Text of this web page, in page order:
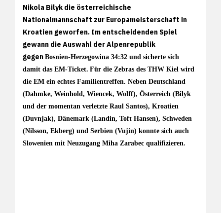
Nikola Bilyk die österreichische
Nationalmannschaft zur Europameisterschaft in
Kroatien geworfen. Im entscheidenden Spiel
gewann die Auswahl der Alpenrepublik
gegen Bosnien-Herzegowina 34:32 und sicherte sich
damit das EM-Ticket. Für die Zebras des THW Kiel wird
die EM ein echtes Familientreffen. Neben Deutschland
(Dahmke, Weinhold, Wiencek, Wolff), Österreich (Bilyk
und der momentan verletzte Raul Santos), Kroatien
(Duvnjak), Dänemark (Landin, Toft Hansen), Schweden
(Nilsson, Ekberg) und Serbien (Vujin) konnte sich auch
Slowenien mit Neuzugang Miha Zarabec qualifizieren.